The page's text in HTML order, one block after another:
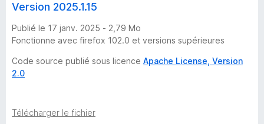
e
r
i
Version 2025.1.15
Publié le 17 janv. 2025 - 2,79 Mo
Fonctionne avec firefox 102.0 et versions supérieures
Code source publié sous licence Apache License, Version
2.0
Télécharger le fichier